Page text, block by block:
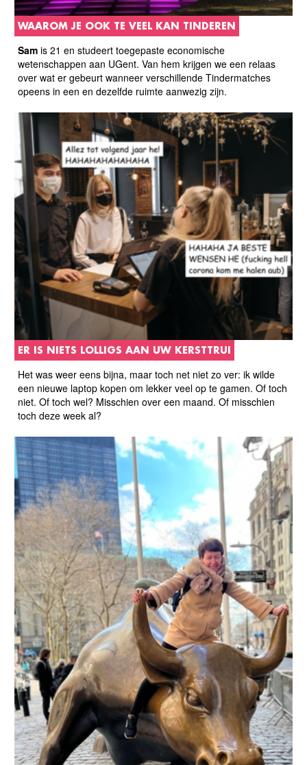
WAAROM JE OOK TE VEEL KAN TINDEREN
Sam is 21 en studeert toegepaste economische
wetenschappen aan UGent. Van hem krijgen we een relaas
over wat er gebeurt wanneer verschillende Tindermatches
opeens in een en dezelfde ruimte aanwezig zijn.
ER IS NIETS LOLLIGS AAN UW KERSTTRUI
Het was weer eens bijna, maar toch net niet zo ver: ik wilde
een nieuwe laptop kopen om lekker veel op te gamen. Of toch
niet. Of toch wel? Misschien over een maand. Of misschien
toch deze week al?